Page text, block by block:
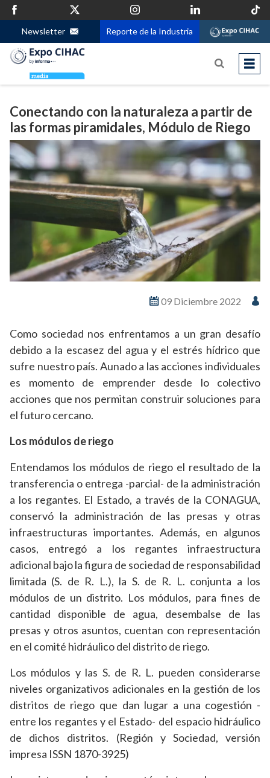
Newsletter Reporte de la Industria
Conectando con la naturaleza a partir de
las formas piramidales, Módulo de Riego
09 Diciembre 2022
Como sociedad nos enfrentamos a un gran desafío
debido a la escasez del agua y el estrés hídrico que
sufre nuestro país. Aunado a las acciones individuales
es momento de emprender desde lo colectivo
acciones que nos permitan construir soluciones para
el futuro cercano.
Los módulos de riego
Entendamos los módulos de riego el resultado de la
transferencia o entrega -parcial- de la administración
a los regantes. El Estado, a través de la CONAGUA,
conservó la administración de las presas y otras
infraestructuras importantes. Además, en algunos
casos, entregó a los regantes infraestructura
adicional bajo la figura de sociedad de responsabilidad
limitada (S. de R. L.), la S. de R. L. conjunta a los
módulos de un distrito. Los módulos, para fines de
cantidad disponible de agua, desembalse de las
presas y otros asuntos, cuentan con representación
en el comité hidráulico del distrito de riego.
Los módulos y las S. de R. L. pueden considerarse
niveles organizativos adicionales en la gestión de los
distritos de riego que dan lugar a una cogestión -
entre los regantes y el Estado- del espacio hidráulico
de dichos distritos. (Región y Sociedad, versión
impresa ISSN 1870-3925)